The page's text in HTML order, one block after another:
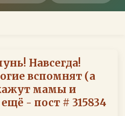
Навсегда!
вспомнят (а
мамы и
- пост # 315834